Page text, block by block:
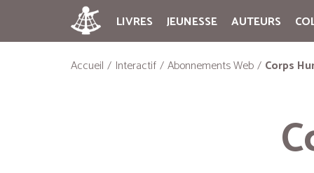
LIVRES JEUNESSE AUTEURS
Accueil Interactif Abonnements Web Corps